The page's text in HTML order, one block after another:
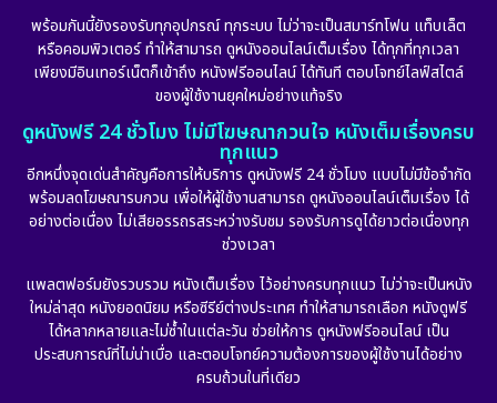
Fantasy จินตนาการ (256)
Film
Gothic (6)
HBO GO (11)
HBO Max (2)
พร้อมกันนี้ยังรองรับทุกอุปกรณ์ ทุกระบบ ไม่ว่าจะเป็นสมาร์ทโฟน แท็บเล็ต
หรือคอมพิวเตอร์ ทำให้สามารถ ดูหนังออนไลน์เต็มเรื่อง ได้ทุกที่ทุกเวลา
เพียงมีอินเทอร์เน็ตก็เข้าถึง หนังฟรีออนไลน์ ได้ทันที ตอบโจทย์ไลฟ์สไตล์
ของผู้ใช้งานยุคใหม่อย่างแท้จริง
ดูหนังฟรี 24 ชั่วโมง ไม่มีโฆษณากวนใจ หนังเต็มเรื่องครบ
ทุกแนว
อีกหนึ่งจุดเด่นสำคัญคือการให้บริการ ดูหนังฟรี 24 ชั่วโมง แบบไม่มีข้อจำกัด
พร้อมลดโฆษณารบกวน เพื่อให้ผู้ใช้งานสามารถ ดูหนังออนไลน์เต็มเรื่อง ได้
อย่างต่อเนื่อง ไม่เสียอรรถรสระหว่างรับชม รองรับการดูได้ยาวต่อเนื่องทุก
ช่วงเวลา
แพลตฟอร์มยังรวบรวม หนังเต็มเรื่อง ไว้อย่างครบทุกแนว ไม่ว่าจะเป็นหนัง
ใหม่ล่าสุด หนังยอดนิยม หรือซีรีย์ต่างประเทศ ทำให้สามารถเลือก หนังดูฟรี
ได้หลากหลายและไม่ซ้ำในแต่ละวัน ช่วยให้การ ดูหนังฟรีออนไลน์ เป็น
ประสบการณ์ที่ไม่น่าเบื่อ และตอบโจทย์ความต้องการของผู้ใช้งานได้อย่าง
ครบถ้วนในที่เดียว